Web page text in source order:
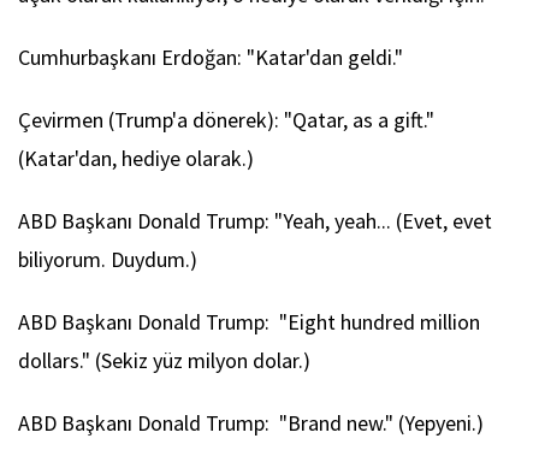
Cumhurbaşkanı Erdoğan: "Katar'dan geldi."
Çevirmen (Trump'a dönerek): "Qatar, as a gift."
(Katar'dan, hediye olarak.)
ABD Başkanı Donald Trump: "Yeah, yeah... (Evet, evet
biliyorum. Duydum.)
ABD Başkanı Donald Trump: "Eight hundred million
dollars." (Sekiz yüz milyon dolar.)
ABD Başkanı Donald Trump: "Brand new." (Yepyeni.)